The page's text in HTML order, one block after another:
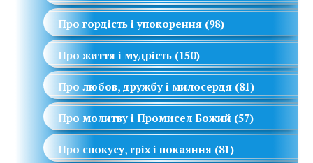
Про гордість і упокорення (98)
Про життя і мудрість (150)
Про любов, дружбу і милосердя (81)
Про молитву і Промисел Божий (57)
Про спокусу, гріх і покаяння (81)